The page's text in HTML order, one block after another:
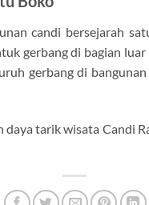
candi bersejarah
gerbang di bagian
gerbang di
tarik wisata Candi